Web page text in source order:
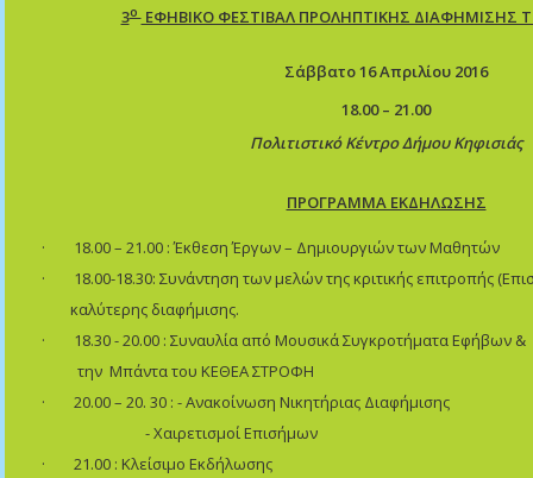
3ο ΕΦΗΒΙΚΟ ΦΕΣΤΙΒΑΛ ΠΡΟΛΗΠΤΙΚΗΣ ΔΙΑΦΗΜΙΣΗΣ
Σάββατο 16 Απριλίου 2016
18.00 – 21.00
Πολιτιστικό Κέντρο Δήμου Κηφισιάς
ΠΡΟΓΡΑΜΜΑ ΕΚΔΗΛΩΣΗΣ
·
18.00 – 21.00 : Έκθεση Έργων – Δημιουργιών των Μαθητών
·
18.00-18.30: Συνάντηση των μελών της κριτικής επιτροπής
καλύτερης διαφήμισης.
·
18.30 - 20.00 : Συναυλία από Μουσικά Συγκροτήματα Εφήβων &
την Μπάντα του ΚΕΘΕΑ ΣΤΡΟΦΗ
·
20.00 – 20. 30 : - Ανακοίνωση Νικητήριας Διαφήμισης
- Χαιρετισμοί Επισήμων
·
21.00 : Κλείσιμο Εκδήλωσης